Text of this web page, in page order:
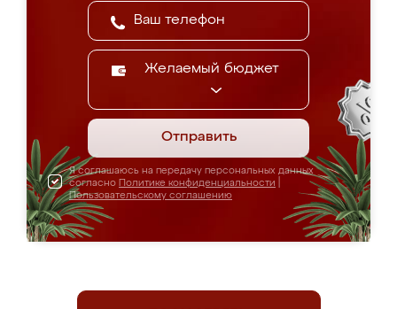
Желаемый бюджет
Отправить
Я соглашаюсь на передачу персональных данных
согласно Политике конфиденциальности
Пользовательскому соглашению